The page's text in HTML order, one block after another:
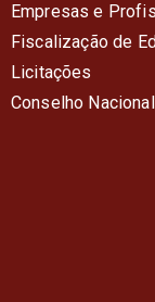
Empresas e
Fiscalização de
Licitações
Conselho